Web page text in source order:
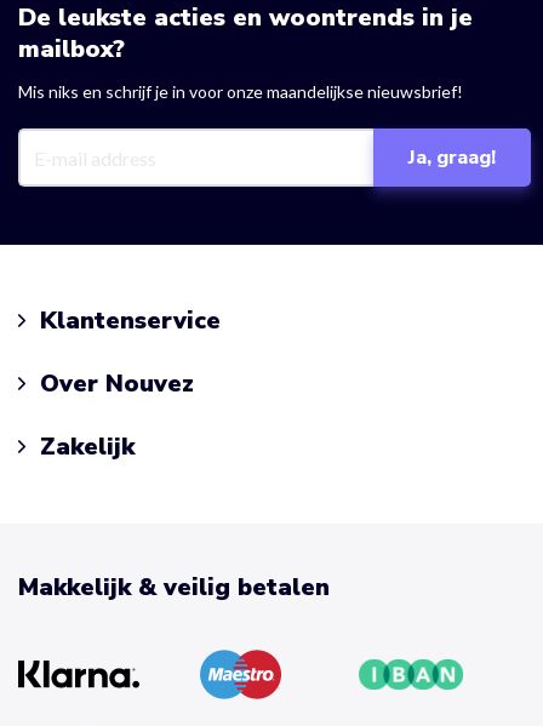
De leukste acties en woontrends in je
mailbox?
Mis niks en schrijf je in voor onze maandelijkse nieuwsbrief!
Klantenservice
Over Nouvez
Zakelijk
Makkelijk & veilig betalen